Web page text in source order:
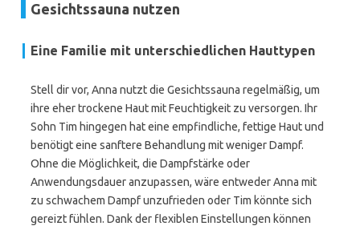
Gesichtssauna nutzen
Eine Familie mit unterschiedlichen Hauttypen
Stell dir vor, Anna nutzt die Gesichtssauna regelmäßig, um
ihre eher trockene Haut mit Feuchtigkeit zu versorgen. Ihr
Sohn Tim hingegen hat eine empfindliche, fettige Haut und
benötigt eine sanftere Behandlung mit weniger Dampf.
Ohne die Möglichkeit, die Dampfstärke oder
Anwendungsdauer anzupassen, wäre entweder Anna mit
zu schwachem Dampf unzufrieden oder Tim könnte sich
gereizt fühlen. Dank der flexiblen Einstellungen können